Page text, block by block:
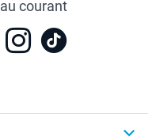
courant